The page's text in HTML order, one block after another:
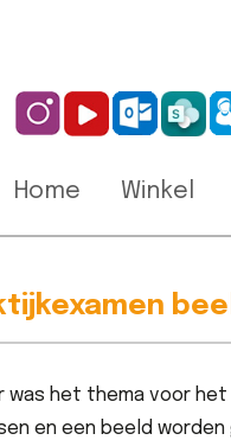
Home Winkel
was het thema voor
en een beeld worden